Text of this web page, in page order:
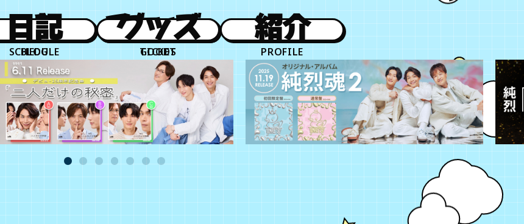
日程
SCHEDULE
チケット
TICKET
紹介
PROFILE
日記
BLOG
グッズ
GOODS